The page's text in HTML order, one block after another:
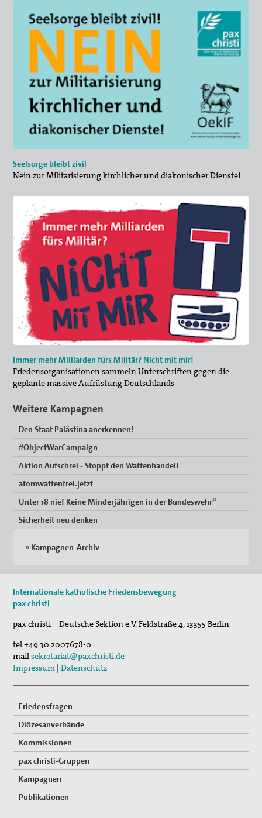
Seelsorge bleibt zivil
Nein zur Militarisierung kirchlicher und diakonischer Dienste!
Immer mehr Milliarden fürs Militär? Nicht mit mir!
Friedensorganisationen sammeln Unterschriften gegen die
geplante massive Aufrüstung Deutschlands
Weitere Kampagnen
Den Staat Palästina anerkennen!
#ObjectWarCampaign
Aktion Aufschrei - Stoppt den Waffenhandel!
atomwaffenfrei.jetzt
Unter 18 nie! Keine Minderjährigen in der Bundeswehr“
Sicherheit neu denken
» Kampagnen-Archiv
Internationale katholische Friedensbewegung
pax christi
pax christi – Deutsche Sektion e.V.Feldstraße 4,13355 Berlin
tel+49 30 2007678-0
mailsekretariat@paxchristi.de
Impressum |Datenschutz
Friedensfragen
Diözesanverbände
Kommissionen
pax christi-Gruppen
Kampagnen
Publikationen